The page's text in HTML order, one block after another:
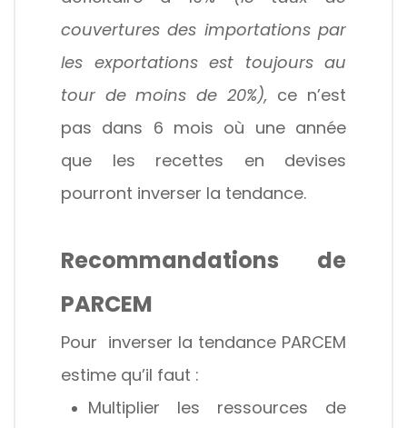
couvertures des importations par
les exportations est toujours au
tour de moins de 20%), ce n’est
pas dans 6 mois où une année
que les recettes en devises
pourront inverser la tendance.
Recommandations de
PARCEM
Pour inverser la tendance PARCEM
estime qu’il faut :
Multiplier les ressources de